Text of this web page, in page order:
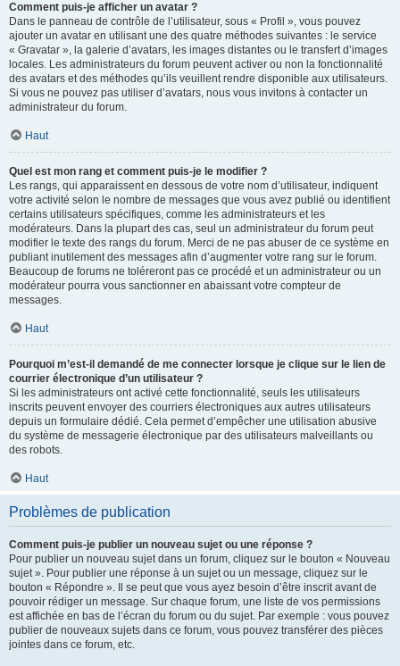
Comment puis-je afficher un avatar ?
Dans le panneau de contrôle de l’utilisateur, sous « Profil », vous pouvez
ajouter un avatar en utilisant une des quatre méthodes suivantes : le service
« Gravatar », la galerie d’avatars, les images distantes ou le transfert d’images
locales. Les administrateurs du forum peuvent activer ou non la fonctionnalité
des avatars et des méthodes qu’ils veuillent rendre disponible aux utilisateurs.
Si vous ne pouvez pas utiliser d’avatars, nous vous invitons à contacter un
administrateur du forum.
Haut
Quel est mon rang et comment puis-je le modifier ?
Les rangs, qui apparaissent en dessous de votre nom d’utilisateur, indiquent
votre activité selon le nombre de messages que vous avez publié ou identifient
certains utilisateurs spécifiques, comme les administrateurs et les
modérateurs. Dans la plupart des cas, seul un administrateur du forum peut
modifier le texte des rangs du forum. Merci de ne pas abuser de ce système en
publiant inutilement des messages afin d’augmenter votre rang sur le forum.
Beaucoup de forums ne toléreront pas ce procédé et un administrateur ou un
modérateur pourra vous sanctionner en abaissant votre compteur de
messages.
Haut
Pourquoi m’est-il demandé de me connecter lorsque je clique sur le lien de
courrier électronique d’un utilisateur ?
Si les administrateurs ont activé cette fonctionnalité, seuls les utilisateurs
inscrits peuvent envoyer des courriers électroniques aux autres utilisateurs
depuis un formulaire dédié. Cela permet d’empêcher une utilisation abusive
du système de messagerie électronique par des utilisateurs malveillants ou
des robots.
Haut
Problèmes de publication
Comment puis-je publier un nouveau sujet ou une réponse ?
Pour publier un nouveau sujet dans un forum, cliquez sur le bouton « Nouveau
sujet ». Pour publier une réponse à un sujet ou un message, cliquez sur le
bouton « Répondre ». Il se peut que vous ayez besoin d’être inscrit avant de
pouvoir rédiger un message. Sur chaque forum, une liste de vos permissions
est affichée en bas de l’écran du forum ou du sujet. Par exemple : vous pouvez
publier de nouveaux sujets dans ce forum, vous pouvez transférer des pièces
jointes dans ce forum, etc.